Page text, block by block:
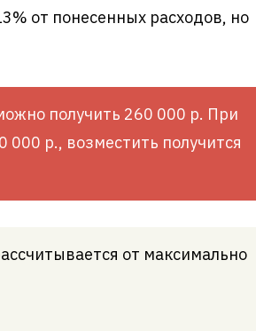
от понесенных расходов, но
получить 260 000 р. При
000 р., возместить получится
от максимально